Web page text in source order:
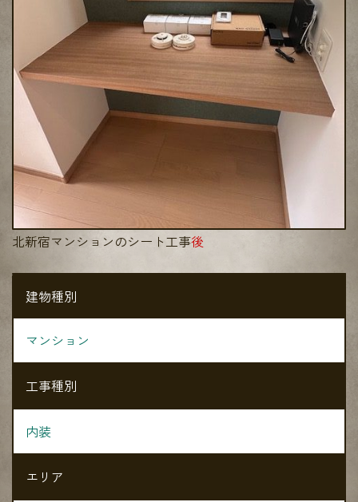
北新宿マンションのシート工事後
建物種別
マンション
工事種別
内装
エリア